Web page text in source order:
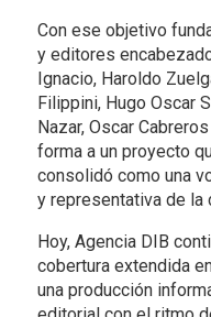
Con ese objetivo
y editores
Ignacio, Haroldo
Filippini, Hugo Oscar
Nazar, Oscar
forma a un proyecto
consolidó como una
y representativa de la
Hoy, Agencia DIB
cobertura extendida
una producción